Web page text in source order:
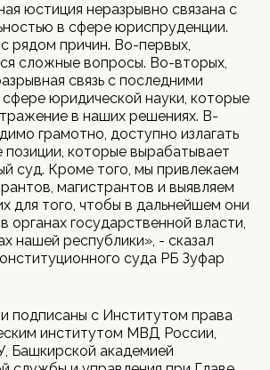
юстиция неразрывно связана с
в сфере юриспруденции.
рядом причин. Во-первых,
сложные вопросы. Во-вторых,
связь с последними
юридической науки, которые
в наших решениях. В-
грамотно, доступно излагать
позиции, которые вырабатывает
суд. Кроме того, мы привлекаем
магистрантов и выявляем
для того, чтобы в дальнейшем они
органах государственной власти,
нашей республики», - сказал
суда РБ Зуфар
подписаны с Институтом права
институтом МВД России,
Башкирской академией